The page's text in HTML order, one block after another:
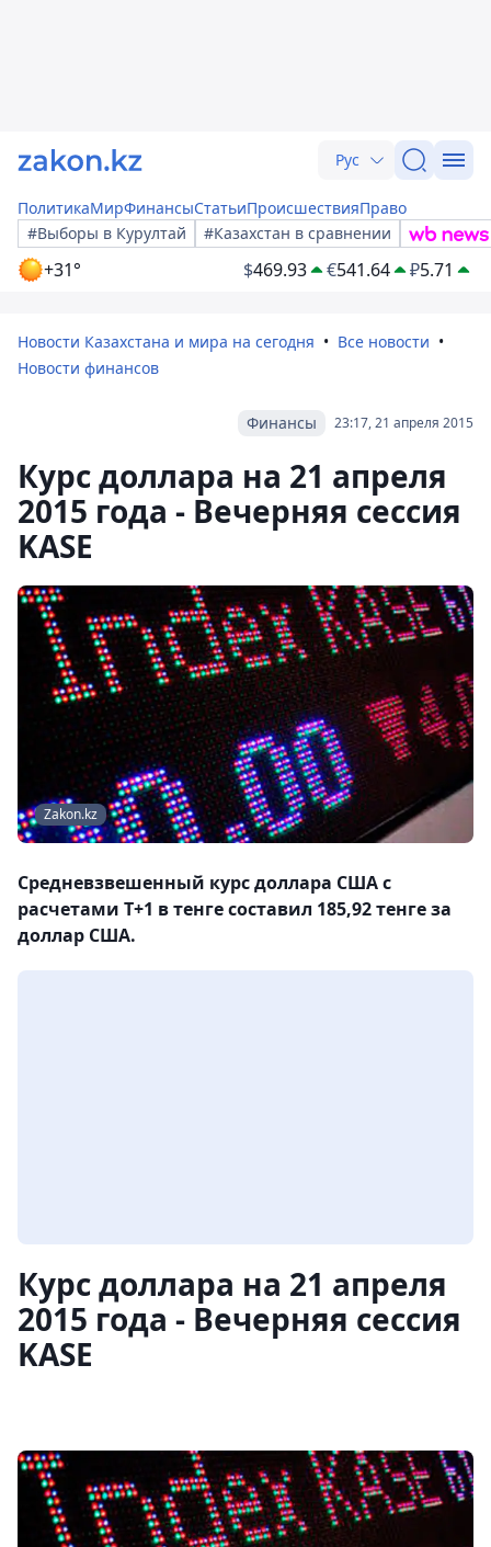
Рус
ПолитикаМирФинансыСтатьиПроисшествияПраво
#Выборы в Курултай
#Казахстан в сравнении
+31° $469.93 €541.64 ₽5.71
Новости Казахстана и мира на сегодня
Все новости
Новости финансов
23:17, 21 апреля 2015
Финансы
Курс доллара на 21 апреля
2015 года - Вечерняя сессия
KASE
Zakon.kz
Средневзвешенный курс доллара США с
расчетами T+1 в тенге составил 185,92 тенге за
доллар США.
Курс доллара на 21 апреля
2015 года - Вечерняя сессия
KASE